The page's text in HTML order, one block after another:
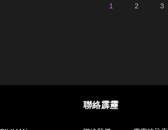
1 2 3
聯絡霹靂